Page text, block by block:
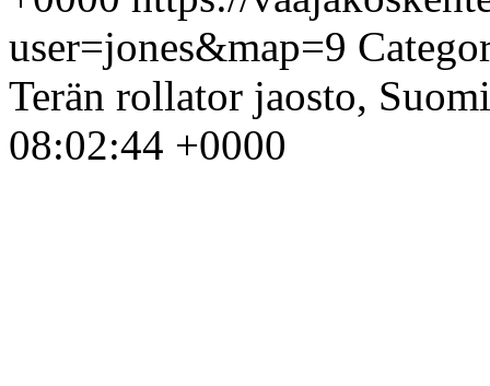
user=jones&map=9
Terän rollator jaosto,
08:02:44 +0000